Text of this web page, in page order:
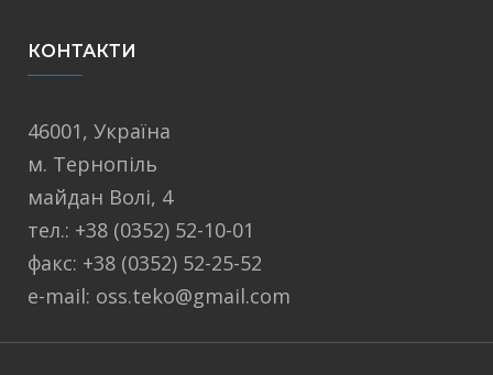
КОНТАКТИ
46001, Україна
м. Тернопіль
майдан Волі, 4
тел.: +38 (0352) 52-10-01
факс: +38 (0352) 52-25-52
e-mail: oss.teko@gmail.com